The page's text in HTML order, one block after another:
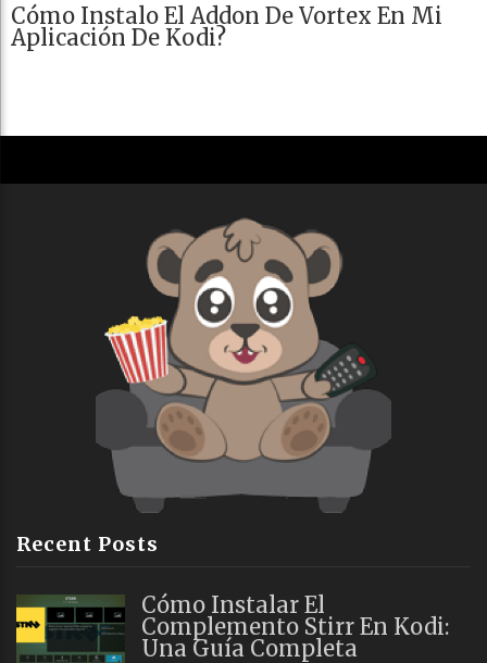
Cómo Instalo El Addon De Vortex En Mi
Aplicación De Kodi?
Recent Posts
Cómo Instalar El
Complemento Stirr En Kodi:
Una Guía Completa